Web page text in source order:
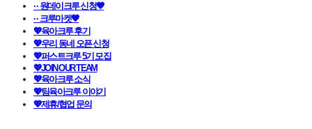
· · 원데이크루 신청🧡
· · 크루마켓🧡
💖육아크루 후기
💖우리 동네 오픈 신청
💖퍼스트크루 5기 모집
💖JOIN OUR TEAM
💖육아크루 소식
💖팀육아크루 이야기
💖제휴/협업 문의